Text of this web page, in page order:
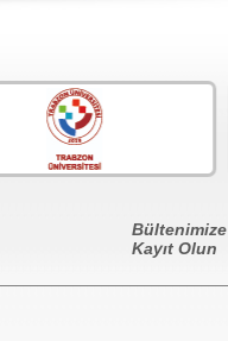
Bültenimize
Kayıt Olun